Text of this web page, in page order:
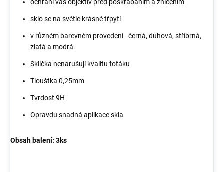
ochrání váš objektiv před poškrábáním a zničením
sklo se na světle krásně třpytí
v různém barevném provedení - černá, duhová, stříbrná,
zlatá a modrá.
Sklíčka nenarušují kvalitu foťáku
Tlouštka 0,25mm
Tvrdost 9H
Opravdu snadná aplikace skla
Obsah balení: 3ks